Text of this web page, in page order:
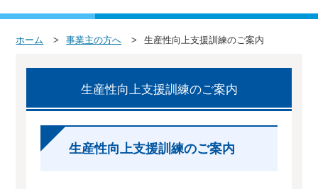
ホーム 事業主の方へ 生産性向上支援訓練のご案内
生産性向上支援訓練のご案内
生産性向上支援訓練のご案内